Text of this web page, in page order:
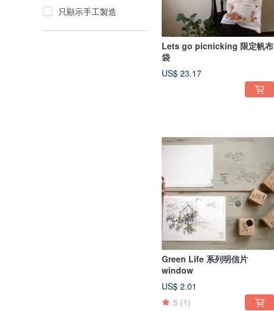
只顯示手工製造
Lets go picnicking 限定帆布
袋
US$ 23.17
Green Life 系列明信片
window
US$ 2.01
5 (1)